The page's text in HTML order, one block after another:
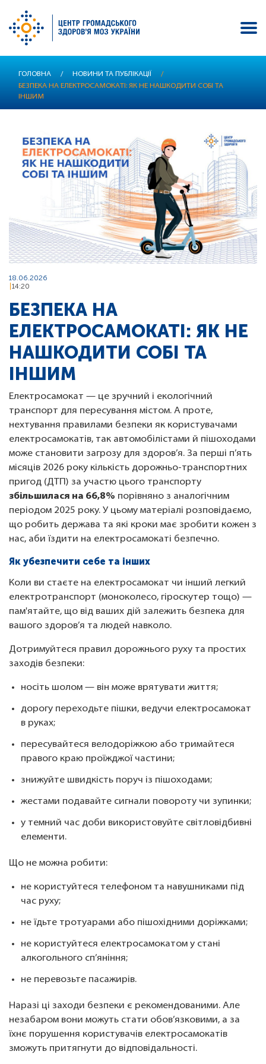
ГОЛОВНА / НОВИНИ ТА ПУБЛІКАЦІЇ
/
БЕЗПЕКА НА ЕЛЕКТРОСАМОКАТІ: ЯК НЕ НАШКОДИТИ СОБІ ТА
ІНШИМ
18.06.2026
14:20
БЕЗПЕКА НА
ЕЛЕКТРОСАМОКАТІ: ЯК НЕ
НАШКОДИТИ СОБІ ТА
ІНШИМ
Електросамокат — це зручний і екологічний
транспорт для пересування містом. А проте,
нехтування правилами безпеки як користувачами
електросамокатів, так автомобілістами й пішоходами
може становити загрозу для здоров’я. За перші п’ять
місяців 2026 року кількість дорожньо-транспортних
пригод (ДТП) за участю цього транспорту
збільшилася на 66,8% порівняно з аналогічним
періодом 2025 року. У цьому матеріалі розповідаємо,
що робить держава та які кроки має зробити кожен з
нас, аби їздити на електросамокаті безпечно.
Як убезпечити себе та інших
Коли ви стаєте на електросамокат чи інший легкий
електротранспорт (моноколесо, гіроскутер тощо) —
пам'ятайте, що від ваших дій залежить безпека для
вашого здоров’я та людей навколо.
Дотримуйтеся правил дорожнього руху та простих
заходів безпеки:
носіть шолом — він може врятувати життя;
дорогу переходьте пішки, ведучи електросамокат
в руках;
пересувайтеся велодоріжкою або тримайтеся
правого краю проїжджої частини;
знижуйте швидкість поруч із пішоходами;
жестами подавайте сигнали повороту чи зупинки;
у темний час доби використовуйте світловідбивні
елементи.
Що не можна робити:
не користуйтеся телефоном та навушниками під
час руху;
не їдьте тротуарами або пішохідними доріжками;
не користуйтеся електросамокатом у стані
алкогольного сп’яніння;
не перевозьте пасажирів.
Наразі ці заходи безпеки є рекомендованими. Але
незабаром вони можуть стати обов’язковими, а за
їхнє порушення користувачів електросамокатів
зможуть притягнути до відповідальності.